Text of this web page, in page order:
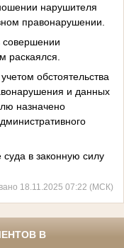
нарушителя
правонарушении.
совершении
раскаялся.
обстоятельства
и данных
назначено
в законную силу
18.11.2025 07:22 (МСК)
В